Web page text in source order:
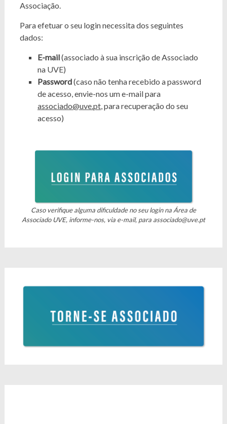
Associação.
Para efetuar o seu login necessita dos seguintes
dados:
E-mail(associado à sua inscrição de Associado
na UVE)
Password(caso não tenha recebido a password
de acesso, envie-nos um e-mail para
associado@uve.pt, para recuperação do seu
acesso)
Caso verifique alguma dificuldade no seu login na Área de
Associado UVE, informe-nos, via e-mail, para associado@uve.pt